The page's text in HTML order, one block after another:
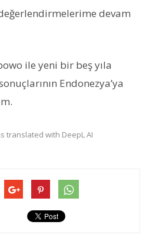
devam
ile yeni bir beş yıla
Endonezya’ya
translated with DeepL AI